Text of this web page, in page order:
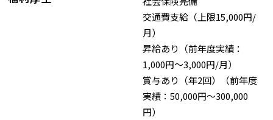
交通費支給（上限15,000円/
月）
昇給あり（前年度実績：
1,000円～3,000円/月）
賞与あり（年2回）（前年度
実績：50,000円～300,000
円）